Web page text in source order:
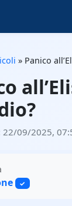
» Panico
22/09/2025,
✓